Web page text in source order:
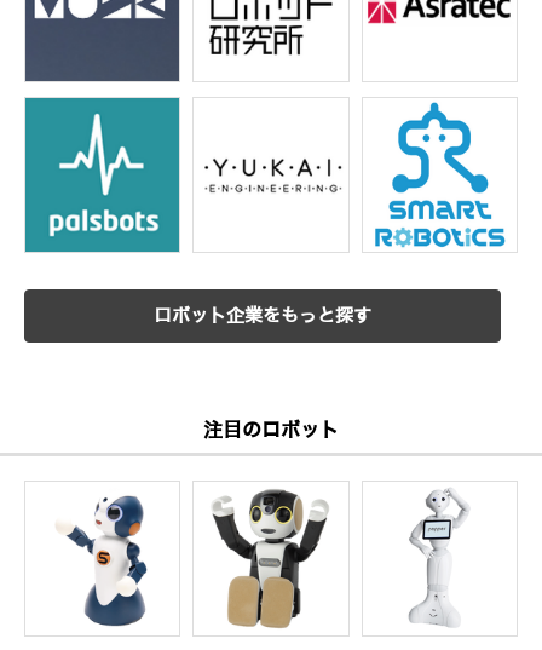
ロボット企業をもっと探す
注目のロボット